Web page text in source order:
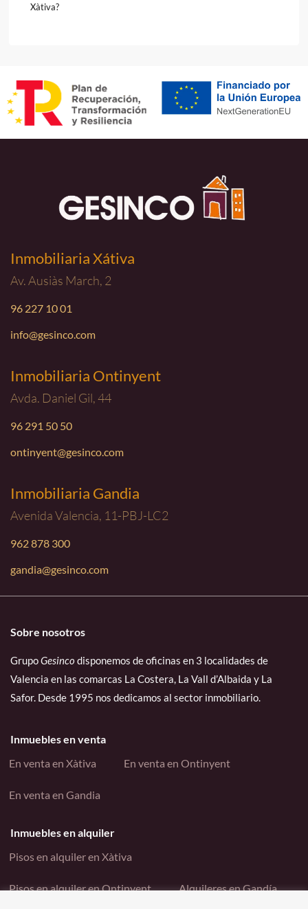
Xàtiva?
Inmobiliaria Xátiva
Av. Ausiàs March, 2
96 227 10 01
info@gesinco.com
Inmobiliaria Ontinyent
Avda. Daniel Gil, 44
96 291 50 50
ontinyent@gesinco.com
Inmobiliaria Gandia
Avenida Valencia, 11-PBJ-LC2
962 878 300
gandia@gesinco.com
Sobre nosotros
GrupoGesinco disponemos de oficinas en 3 localidades de
Valencia en las comarcas La Costera, La Vall d’Albaida y La
Safor. Desde 1995 nos dedicamos al sector inmobiliario.
Inmuebles en venta
En venta en Xàtiva
En venta en Ontinyent
En venta en Gandia
Inmuebles en alquiler
Pisos en alquiler en Xàtiva
Pisos en alquiler en Ontinyent Alquileres en Gandía